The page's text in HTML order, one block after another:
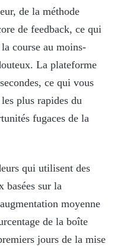
de la méthode
de feedback, ce qui
course au moins-
La plateforme
ce qui vous
plus rapides du
fugaces de la
qui utilisent des
basées sur la
moyenne
de la boîte
jours de la mise